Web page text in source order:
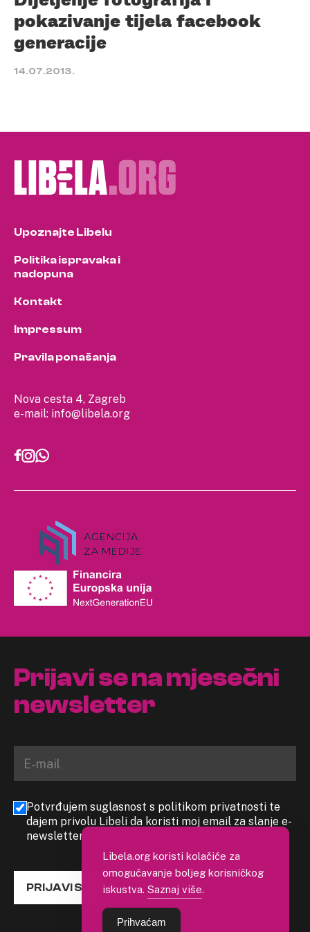
pokazivanje tijela facebook
generacije
14.07.2013.
Nova cesta 4, Zagreb
e-mail: info@libela.org
Upoznajte Libelu
Politika ispravaka i
nadopuna
Kontakt
Impressum
Pravila ponašanja
Prijavi se na mjesečni
newsletter
Potvrđujem suglasnost s politikom privatnosti te
dajem privolu Libeli da koristi moj email za slanje e-
newslettera
PRIJAVI SE
Libela.org koristi kolačiće za
omogućavanje boljeg korisničkog
iskustva. Saznaj više.
Prihvaćam